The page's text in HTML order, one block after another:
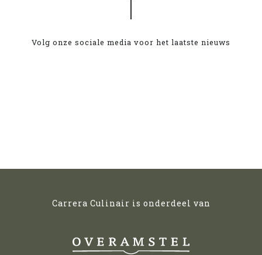
Volg onze sociale media voor het laatste nieuws
Carrera Culinair is onderdeel van